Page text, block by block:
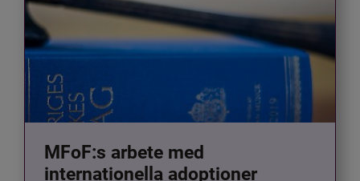
MFoF:s arbete med
internationella adoptioner